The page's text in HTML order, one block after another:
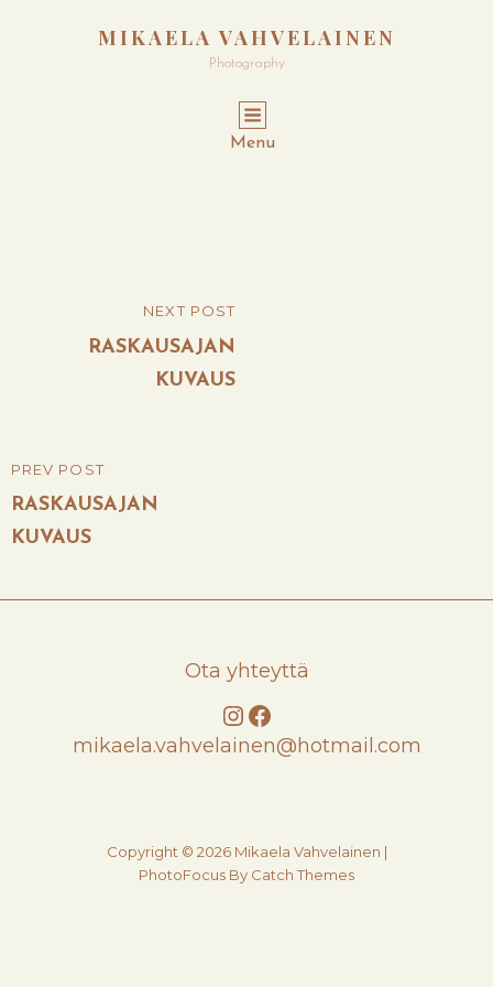
MIKAELA VAHVELAINEN
Photography
Menu
navigation
PREVIOUS
POST
PREV POST
RASKAUSAJAN
KUVAUS
NEXT POST
RASKAUSAJAN
KUVAUS
Ota yhteyttä
Instagram
Facebook
mikaela.vahvelainen@hotmail.com
Copyright © 2026 Mikaela Vahvelainen |
PhotoFocus By Catch Themes